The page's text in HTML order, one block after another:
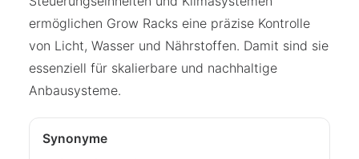
ermöglichen Grow Racks eine präzise Kontrolle
von Licht, Wasser und Nährstoffen. Damit sind sie
essenziell für skalierbare und nachhaltige
Anbausysteme.
Synonyme